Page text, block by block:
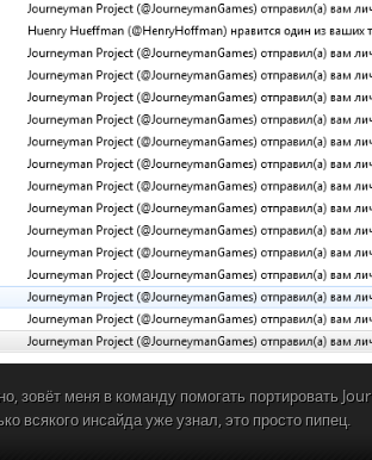
зовёт меня в команду помогать портировать
всякого инсайда уже узнал, это просто пипец.